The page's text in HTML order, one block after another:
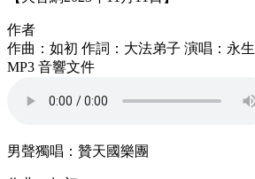
作者
作曲：如初 作詞：大法弟子 演唱：永生
MP3 音響文件
男聲獨唱：贊天國樂團